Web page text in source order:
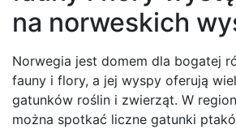
na norweskich
Norwegia jest domem dla bogatej
fauny i flory, a jej wyspy oferują
gatunków roślin i zwierząt. W
można spotkać liczne gatunki